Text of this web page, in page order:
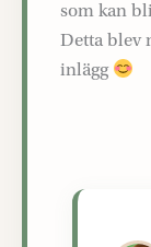
som kan
Detta blev
inlägg